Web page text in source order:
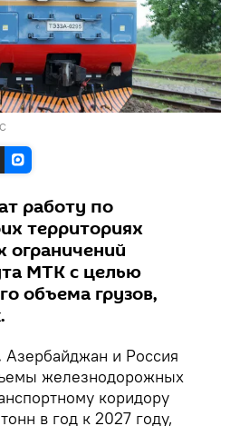
работу по
территориях
ограничений
МТК с целью
объема грузов,
Азербайджан и Россия
железнодорожных
коридору
в год к 2027 году,